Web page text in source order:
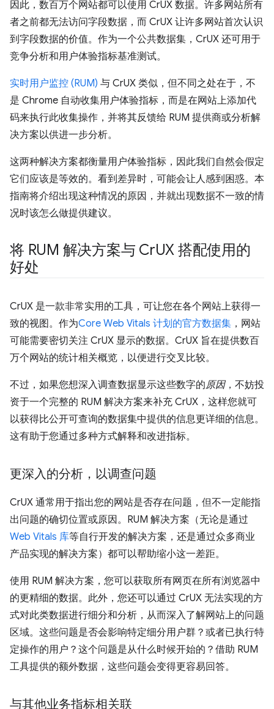
因此，数百万个网站都可以使用 CrUX 数据。许多网站所有
者之前都无法访问字段数据，而 CrUX 让许多网站首次认识
到字段数据的价值。作为一个公共数据集，CrUX 还可用于
竞争分析和用户体验指标基准测试。
实时用户监控 (RUM) 与 CrUX 类似，但不同之处在于，不
是 Chrome 自动收集用户体验指标，而是在网站上添加代
码来执行此收集操作，并将其反馈给 RUM 提供商或分析解
决方案以供进一步分析。
这两种解决方案都衡量用户体验指标，因此我们自然会假定
它们应该是等效的。看到差异时，可能会让人感到困惑。本
指南将介绍出现这种情况的原因，并就出现数据不一致的情
况时该怎么做提供建议。
将 RUM 解决方案与 CrUX 搭配使用的
好处
CrUX 是一款非常实用的工具，可让您在各个网站上获得一
致的视图。作为Core Web Vitals 计划的官方数据集 ，网站
可能需要密切关注 CrUX 显示的数据。CrUX 旨在提供数百
万个网站的统计相关概览，以便进行交叉比较。
不过，如果您想深入调查数据显示这些数字的原因，不妨投
资于一个完整的 RUM 解决方案来补充 CrUX，这样您就可
以获得比公开可查询的数据集中提供的信息更详细的信息。
这有助于您通过多种方式解释和改进指标。
更深入的分析，以调查问题
CrUX 通常用于指出您的网站是否存在问题，但不一定能指
出问题的确切位置或原因。RUM 解决方案（无论是通过
Web Vitals 库等自行开发的解决方案，还是通过众多商业
产品实现的解决方案）都可以帮助缩小这一差距。
使用 RUM 解决方案，您可以获取所有网页在所有浏览器中
的更精细的数据。此外，您还可以通过 CrUX 无法实现的方
式对此类数据进行细分和分析，从而深入了解网站上的问题
区域。这些问题是否会影响特定细分用户群？或者已执行特
定操作的用户？这个问题是从什么时候开始的？借助 RUM
工具提供的额外数据，这些问题会变得更容易回答。
与其他业务指标相关联